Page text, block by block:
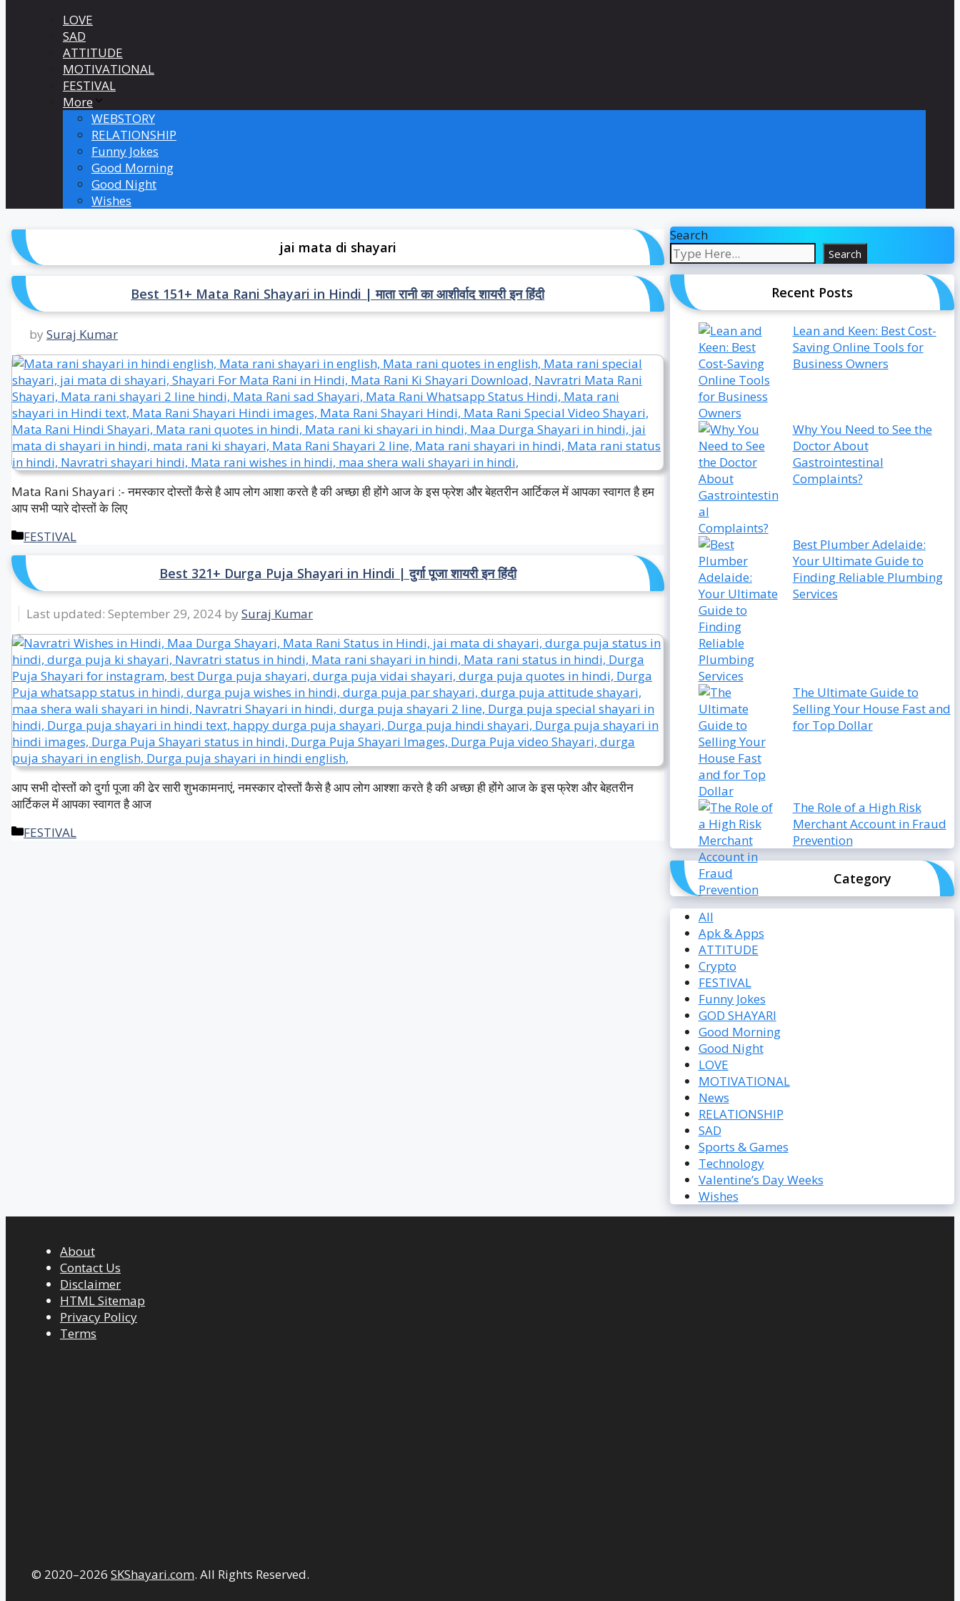
LOVE
SAD
ATTITUDE
MOTIVATIONAL
FESTIVAL
More
WEBSTORY
RELATIONSHIP
Funny Jokes
Good Morning
Good Night
Wishes
jai mata di shayari
Best 151+ Mata Rani Shayari in Hindi | माता रानी का आशीर्वाद शायरी इन हिंदी
by Suraj Kumar
Mata Rani Shayari :- नमस्कार दोस्तों कैसे है आप लोग आशा करते है की अच्छा ही होंगे आज के इस फ्रेश और बेहतरीन आर्टिकल में आपका स्वागत है हम
आप सभी प्यारे दोस्तों के लिए
Categories
FESTIVAL
Best 321+ Durga Puja Shayari in Hindi | दुर्गा पूजा शायरी इन हिंदी
September 29, 2024 by Suraj Kumar
आप सभी दोस्तों को दुर्गा पूजा की ढेर सारी शुभकामनाएं, नमस्कार दोस्तों कैसे है आप लोग आश्शा करते है की अच्छा ही होंगे आज के इस फ्रेश और बेहतरीन
आर्टिकल में आपका स्वागत है आज
Categories
FESTIVAL
Search
Search
Recent Posts
Lean and Keen: Best Cost-
Saving Online Tools for
Business Owners
Why You Need to See the
Doctor About
Gastrointestinal
Complaints?
Best Plumber Adelaide:
Your Ultimate Guide to
Finding Reliable Plumbing
Services
The Ultimate Guide to
Selling Your House Fast and
for Top Dollar
The Role of a High Risk
Merchant Account in Fraud
Prevention
Category
All
Apk & Apps
ATTITUDE
Crypto
FESTIVAL
Funny Jokes
GOD SHAYARI
Good Morning
Good Night
LOVE
MOTIVATIONAL
News
RELATIONSHIP
SAD
Sports & Games
Technology
Valentine’s Day Weeks
Wishes
About
Contact Us
Disclaimer
HTML Sitemap
Privacy Policy
Terms
© 2020–2026 SKShayari.com. All Rights Reserved.